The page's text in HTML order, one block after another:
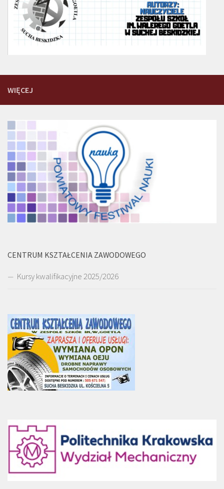
WIĘCEJ
CENTRUM KSZTAŁCENIA ZAWODOWEGO
Kursy kwalifikacyjne 2025/2026